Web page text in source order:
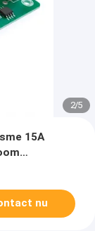
2/5
15A
de de
nu